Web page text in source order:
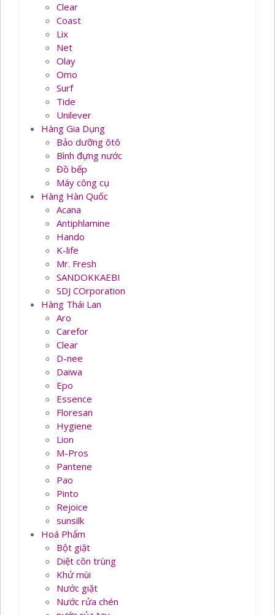
Clear
Coast
Lix
Net
Olay
Omo
Surf
Tide
Unilever
Hàng Gia Dụng
Bảo dưỡng ôtô
Bình đựng nước
Đồ bếp
Máy công cụ
Hàng Hàn Quốc
Acana
Antiphlamine
Hando
K-life
Mr. Fresh
SANDOKKAEBI
SDJ COrporation
Hàng Thái Lan
Aro
Carefor
Clear
D-nee
Daiwa
Epo
Essence
Floresan
Hygiene
Lion
M-Pros
Pantene
Pao
Pinto
Rejoice
sunsilk
Hoá Phẩm
Bột giặt
Diệt côn trùng
Khử mùi
Nước giặt
Nước rửa chén